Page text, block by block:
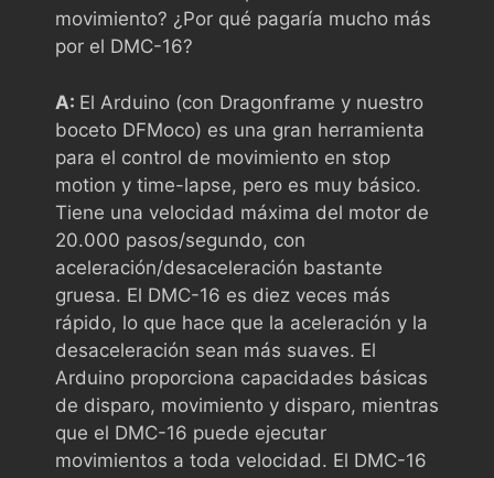
movimiento? ¿Por qué pagaría mucho más
por el DMC-16?
A: El Arduino (con Dragonframe y nuestro
boceto DFMoco) es una gran herramienta
para el control de movimiento en stop
motion y time-lapse, pero es muy básico.
Tiene una velocidad máxima del motor de
20.000 pasos/segundo, con
aceleración/desaceleración bastante
gruesa. El DMC-16 es diez veces más
rápido, lo que hace que la aceleración y la
desaceleración sean más suaves. El
Arduino proporciona capacidades básicas
de disparo, movimiento y disparo, mientras
que el DMC-16 puede ejecutar
movimientos a toda velocidad. El DMC-16